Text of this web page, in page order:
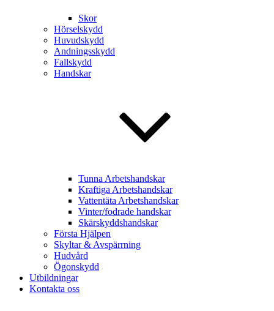
Skor
Hörselskydd
Huvudskydd
Andningsskydd
Fallskydd
Handskar
Tunna Arbetshandskar
Kraftiga Arbetshandskar
Vattentäta Arbetshandskar
Vinter/fodrade handskar
Skärskyddshandskar
Första Hjälpen
Skyltar & Avspärrning
Hudvård
Ögonskydd
Utbildningar
Kontakta oss